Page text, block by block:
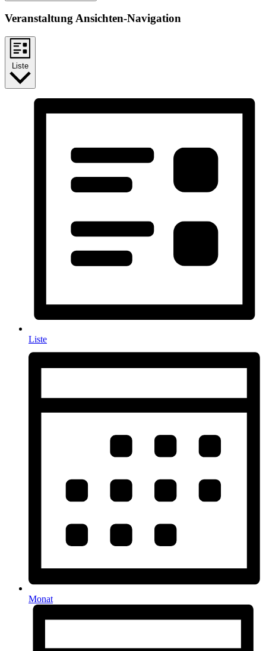
Veranstaltung Ansichten-Navigation
Liste
Liste
Monat